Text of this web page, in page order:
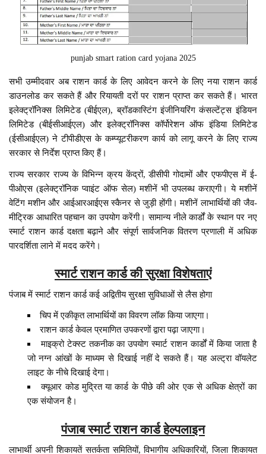
punjab smart ration card yojana 2025
सभी उम्मीदवार अब राशन कार्ड के लिए आवेदन करने के लिए नया राशन कार्ड
डाउनलोड कर सकते हैं और रियायती दरों पर राशन प्राप्त कर सकते हैं। भारत
इलेक्ट्रॉनिक्स लिमिटेड (बीईएल), ब्रॉडकास्टिंग इंजीनियरिंग कंसल्टेंट्स इंडियन
लिमिटेड (बीईसीआईएल) और इलेक्ट्रॉनिक्स कॉर्पोरेशन ऑफ इंडिया लिमिटेड
(ईसीआईएल) ने टीपीडीएस के कम्प्यूटरीकरण कार्य को लागू करने के लिए राज्य
सरकार से निर्देश प्राप्त किए हैं।
राज्य सरकार राज्य के विभिन्न क्रय केंद्रों, डीसीपी गोदामों और एफपीएस में ई-
पीओएस (इलेक्ट्रॉनिक प्वाइंट ऑफ सेल) मशीनें भी उपलब्ध कराएगी। ये मशीनें
वेटिंग मशीन और आईआरआईएस स्कैनर से जुड़ी होंगी। मशीनें लाभार्थियों की जैव-
मीट्रिक आधारित पहचान का उपयोग करेंगी। सामान्य नीले कार्डों के स्थान पर नए
स्मार्ट राशन कार्ड दक्षता बढ़ाने और संपूर्ण सार्वजनिक वितरण प्रणाली में अधिक
पारदर्शिता लाने में मदद करेंगे।
स्मार्ट राशन कार्ड की सुरक्षा विशेषताएं
पंजाब में स्मार्ट राशन कार्ड कई अद्वितीय सुरक्षा सुविधाओं से लैस होगा
चिप में एकीकृत लाभार्थियों का विवरण लॉक किया जाएगा।
राशन कार्ड केवल प्रमाणित उपकरणों द्वारा पढ़ा जाएगा।
माइक्रो टेक्स्ट तकनीक का उपयोग स्मार्ट राशन कार्डों में किया जाता है
जो नग्न आंखों के माध्यम से दिखाई नहीं दे सकते हैं। यह अल्ट्रा वॉयलेट
लाइट के नीचे दिखाई देगा।
क्यूआर कोड मुद्रित या कार्ड के पीछे की ओर एक से अधिक क्षेत्रों का
एक संयोजन है।
पंजाब स्मार्ट राशन कार्ड हेल्पलाइन
लाभार्थी अपनी शिकायतें सतर्कता समितियों, विभागीय अधिकारियों, जिला शिकायत